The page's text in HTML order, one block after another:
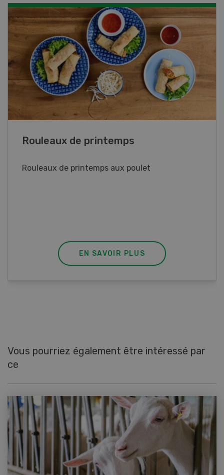
Blancs de poulet sauce épinards à la
EN SAVOIR PLUS
Vous pourriez également être intéressé par
ce